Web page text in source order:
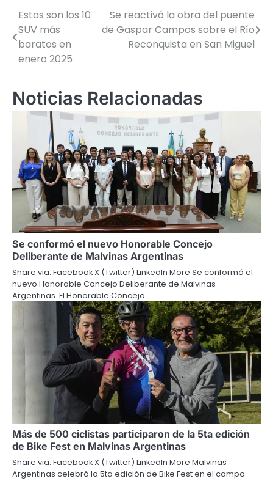
Navegación
de
entradas
Estos son los 10
SUV más
baratos en
enero 2025
Se reactivó la obra del puente
de Gaspar Campos sobre el Río
Reconquista en San Miguel
Noticias Relacionadas
Se conformó el nuevo Honorable Concejo
Deliberante de Malvinas Argentinas
Share via: Facebook X (Twitter) LinkedIn More Se conformó el
nuevo Honorable Concejo Deliberante de Malvinas
Argentinas. El Honorable Concejo…
Más de 500 ciclistas participaron de la 5ta edición
de Bike Fest en Malvinas Argentinas
Share via: Facebook X (Twitter) LinkedIn More Malvinas
Argentinas celebró la 5ta edición de Bike Fest en el campo